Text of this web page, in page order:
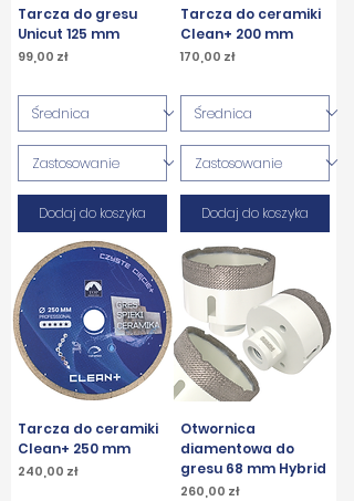
Tarcza do gresu
Unicut 125 mm
Cena
99,00 zł
Dodaj do koszyka
Tarcza do ceramiki
Clean+ 200 mm
Cena
170,00 zł
Dodaj do koszyka
Tarcza do ceramiki
Clean+ 250 mm
Cena
240,00 zł
Otwornica
diamentowa do
gresu 68 mm Hybrid
Cena
260,00 zł